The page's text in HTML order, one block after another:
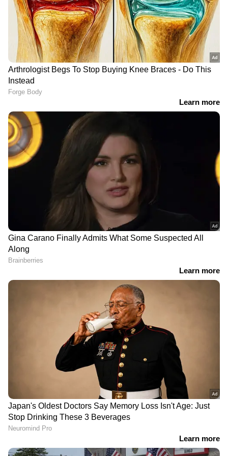
DOWNLOAD APP
ഇന്ത്യയിലെയും ലോകമെമ്പാടുമുള്ള എല്ലാ
Crime Newsഅറിയാൻ എപ്പോഴും
ഏഷ്യാനെറ്റ് ന്യൂസ് വാർത്തകൾ.
News തത്സമയ അപ്‌ഡേറ്റുകളും
ആഴത്തിലുള്ള വിശകലനവും സമഗ്രമായ
റിപ്പോർട്ടിംഗും — എല്ലാം ഒരൊറ്റ സ്ഥലത്ത്.
ഏത് സമയത്തും, എവിടെയും
വിശ്വസനീയമായ വാർത്തകൾ ലഭിക്കാൻ
Asianet News Malayalam
RECOMMENDED STORIES